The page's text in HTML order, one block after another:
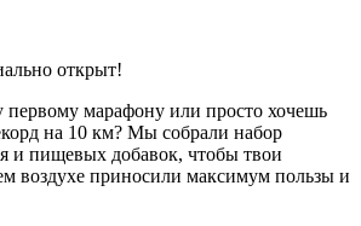
открыт!
первому марафону или просто хочешь
на 10 км? Мы собрали набор
и пищевых добавок, чтобы твои
воздухе приносили максимум пользы и